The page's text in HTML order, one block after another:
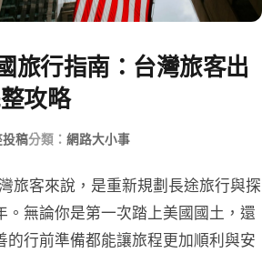
旅行指南：台灣旅客出
攻略
投稿分類： 網路大小事
旅客來說，是重新規劃長途旅行與探
。無論你是第一次踏上美國國土，還
的行前準備都能讓旅程更加順利與安